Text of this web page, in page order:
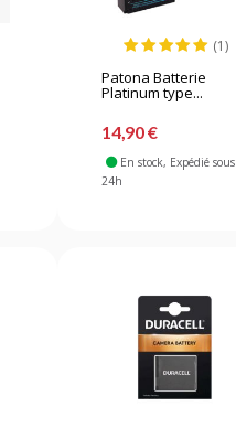
(1)
Patona Batterie
Platinum type...
14,90 €
En stock, Expédié sous
24h